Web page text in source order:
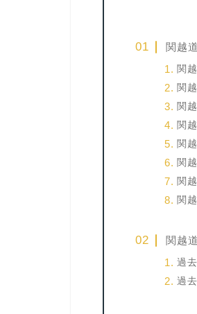
関越
関
関
関
関
関
関
関
関
関越
過
過